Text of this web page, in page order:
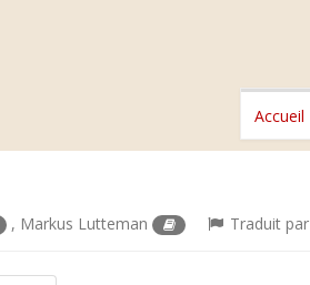
Accueil
, Markus Lutteman Traduit par